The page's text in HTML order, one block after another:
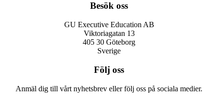
Besök oss
GU Executive Education AB
Viktoriagatan 13
405 30 Göteborg
Sverige
Följ oss
Anmäl dig till vårt nyhetsbrev eller följ oss på sociala medier.